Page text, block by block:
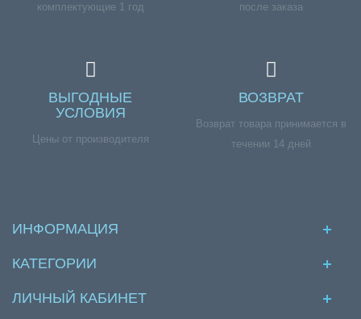
комплектующие 1 год
после заказа
ВЫГОДНЫЕ
УСЛОВИЯ
Цены от производителя
ВОЗВРАТ
Возврат товара принимается в
течении 14 дней
ИНФОРМАЦИЯ
КАТЕГОРИИ
ЛИЧНЫЙ КАБИНЕТ